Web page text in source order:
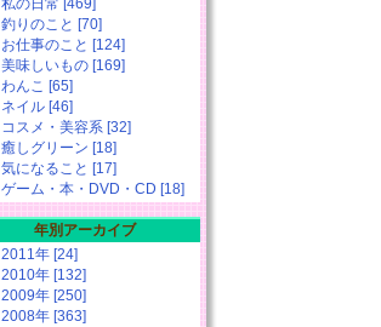
私の日常 [469]
釣りのこと [70]
お仕事のこと [124]
美味しいもの [169]
わんこ [65]
ネイル [46]
コスメ・美容系 [32]
癒しグリーン [18]
気になること [17]
ゲーム・本・DVD・CD [18]
年別アーカイブ
2011年 [24]
2010年 [132]
2009年 [250]
2008年 [363]